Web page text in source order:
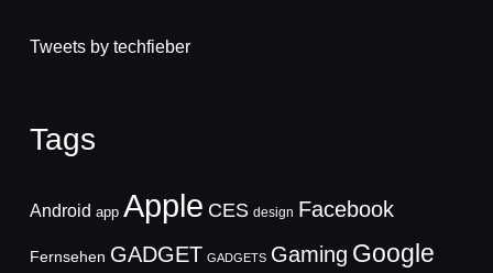
Tweets by techfieber
Tags
Android app Apple CES design Facebook
Fernsehen GADGET GADGETS Gaming Google